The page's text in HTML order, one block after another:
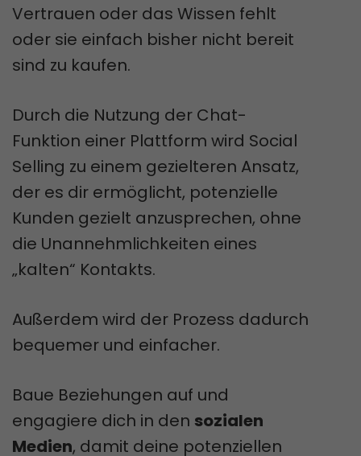
Vertrauen oder das Wissen fehlt
oder sie einfach bisher nicht bereit
sind zu kaufen.
Durch die Nutzung der Chat-
Funktion einer Plattform wird Social
Selling zu einem gezielteren Ansatz,
der es dir ermöglicht, potenzielle
Kunden gezielt anzusprechen, ohne
die Unannehmlichkeiten eines
„kalten“ Kontakts.
Außerdem wird der Prozess dadurch
bequemer und einfacher.
Baue Beziehungen auf und
engagiere dich in den sozialen
Medien, damit deine potenziellen